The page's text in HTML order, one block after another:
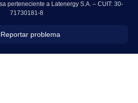
perteneciente a Latenergy S.A. – CUIT: 30-
71730181-8
Reportar problema